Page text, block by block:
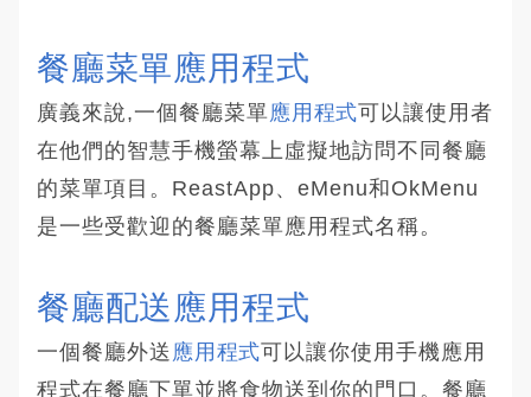
餐廳菜單應用程式
廣義來說,一個餐廳菜單應用程式可以讓使用者
在他們的智慧手機螢幕上虛擬地訪問不同餐廳
的菜單項目。ReastApp、eMenu和OkMenu
是一些受歡迎的餐廳菜單應用程式名稱。
餐廳配送應用程式
一個餐廳外送 應用程式可以讓你使用手機應用
程式在餐廳下單並將食物送到你的門口。餐廳